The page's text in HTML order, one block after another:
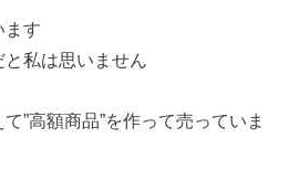
ます
私は思いません
”高額商品”を作って売っていま